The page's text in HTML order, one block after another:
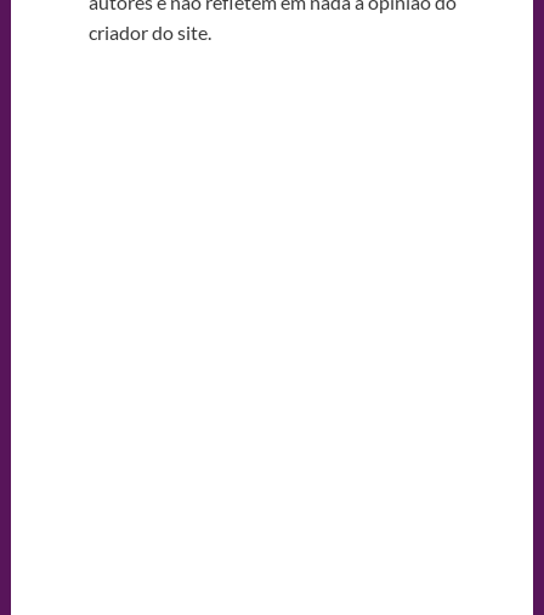
criador do site.